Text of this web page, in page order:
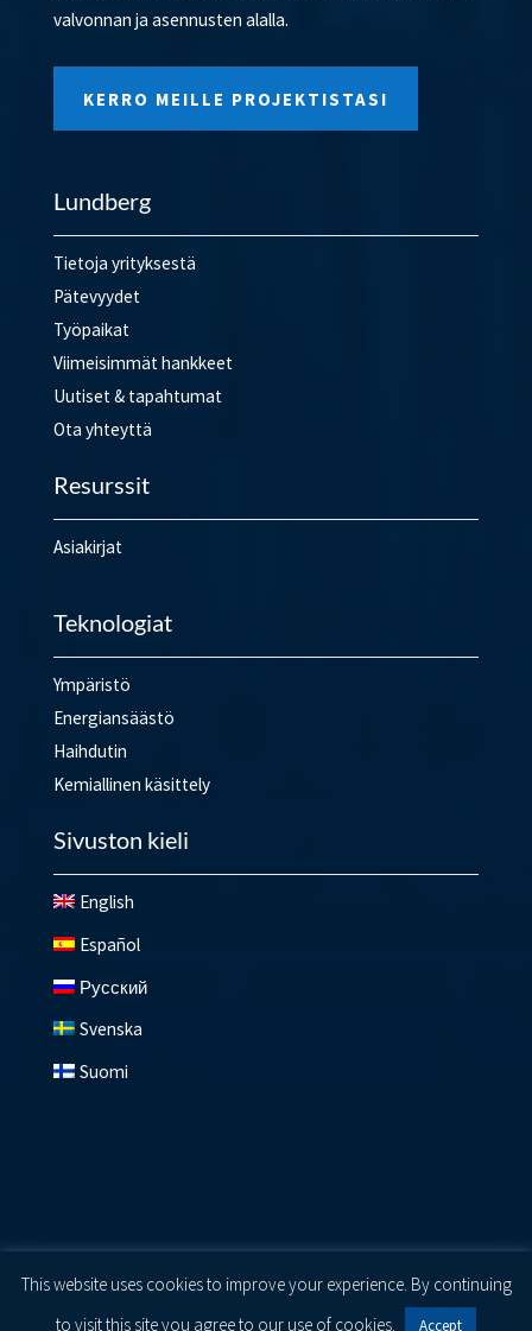
valvonnan ja asennusten alalla.
KERRO MEILLE PROJEKTISTASI
Lundberg
Tietoja yrityksestä
Pätevyydet
Työpaikat
Viimeisimmät hankkeet
Uutiset & tapahtumat
Ota yhteyttä
Resurssit
Asiakirjat
Teknologiat
Ympäristö
Energiansäästö
Haihdutin
Kemiallinen käsittely
Sivuston kieli
English
Español
Русский
Svenska
Suomi
© 2026 Lundberg ® Privacy Policy Cookie Policy|
Terms
This website uses cookies to improve your experience. By continuing
to visit this site you agree to our use of cookies.
Accept